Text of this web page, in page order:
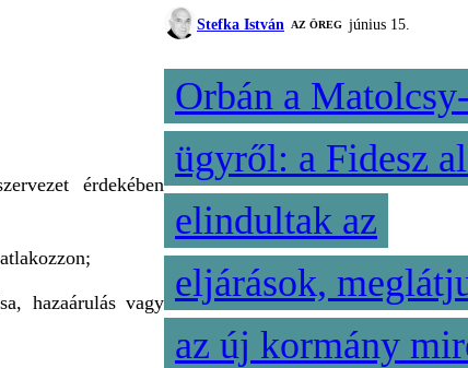
érdekében
hazaárulás vagy
Stefka István AZ ÖREG június 15.
Orbán a
ügyről: a Fidesz
elindultak az
eljárások,
az új kormány